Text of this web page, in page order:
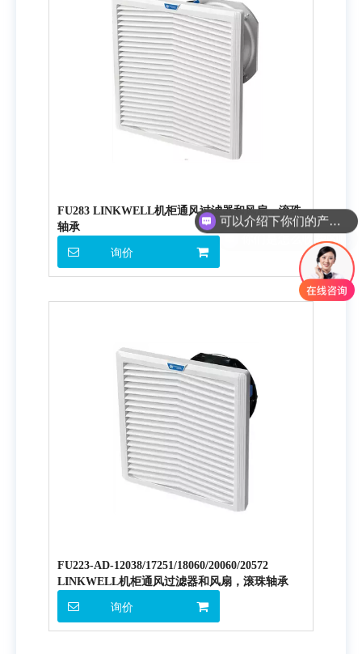
FU283 LINKWELL机柜通风过滤器和风扇，滚珠
轴承
询价
FU223-AD-12038/17251/18060/20060/20572
LINKWELL机柜通风过滤器和风扇，滚珠轴承
询价
你们是怎么收费的呢